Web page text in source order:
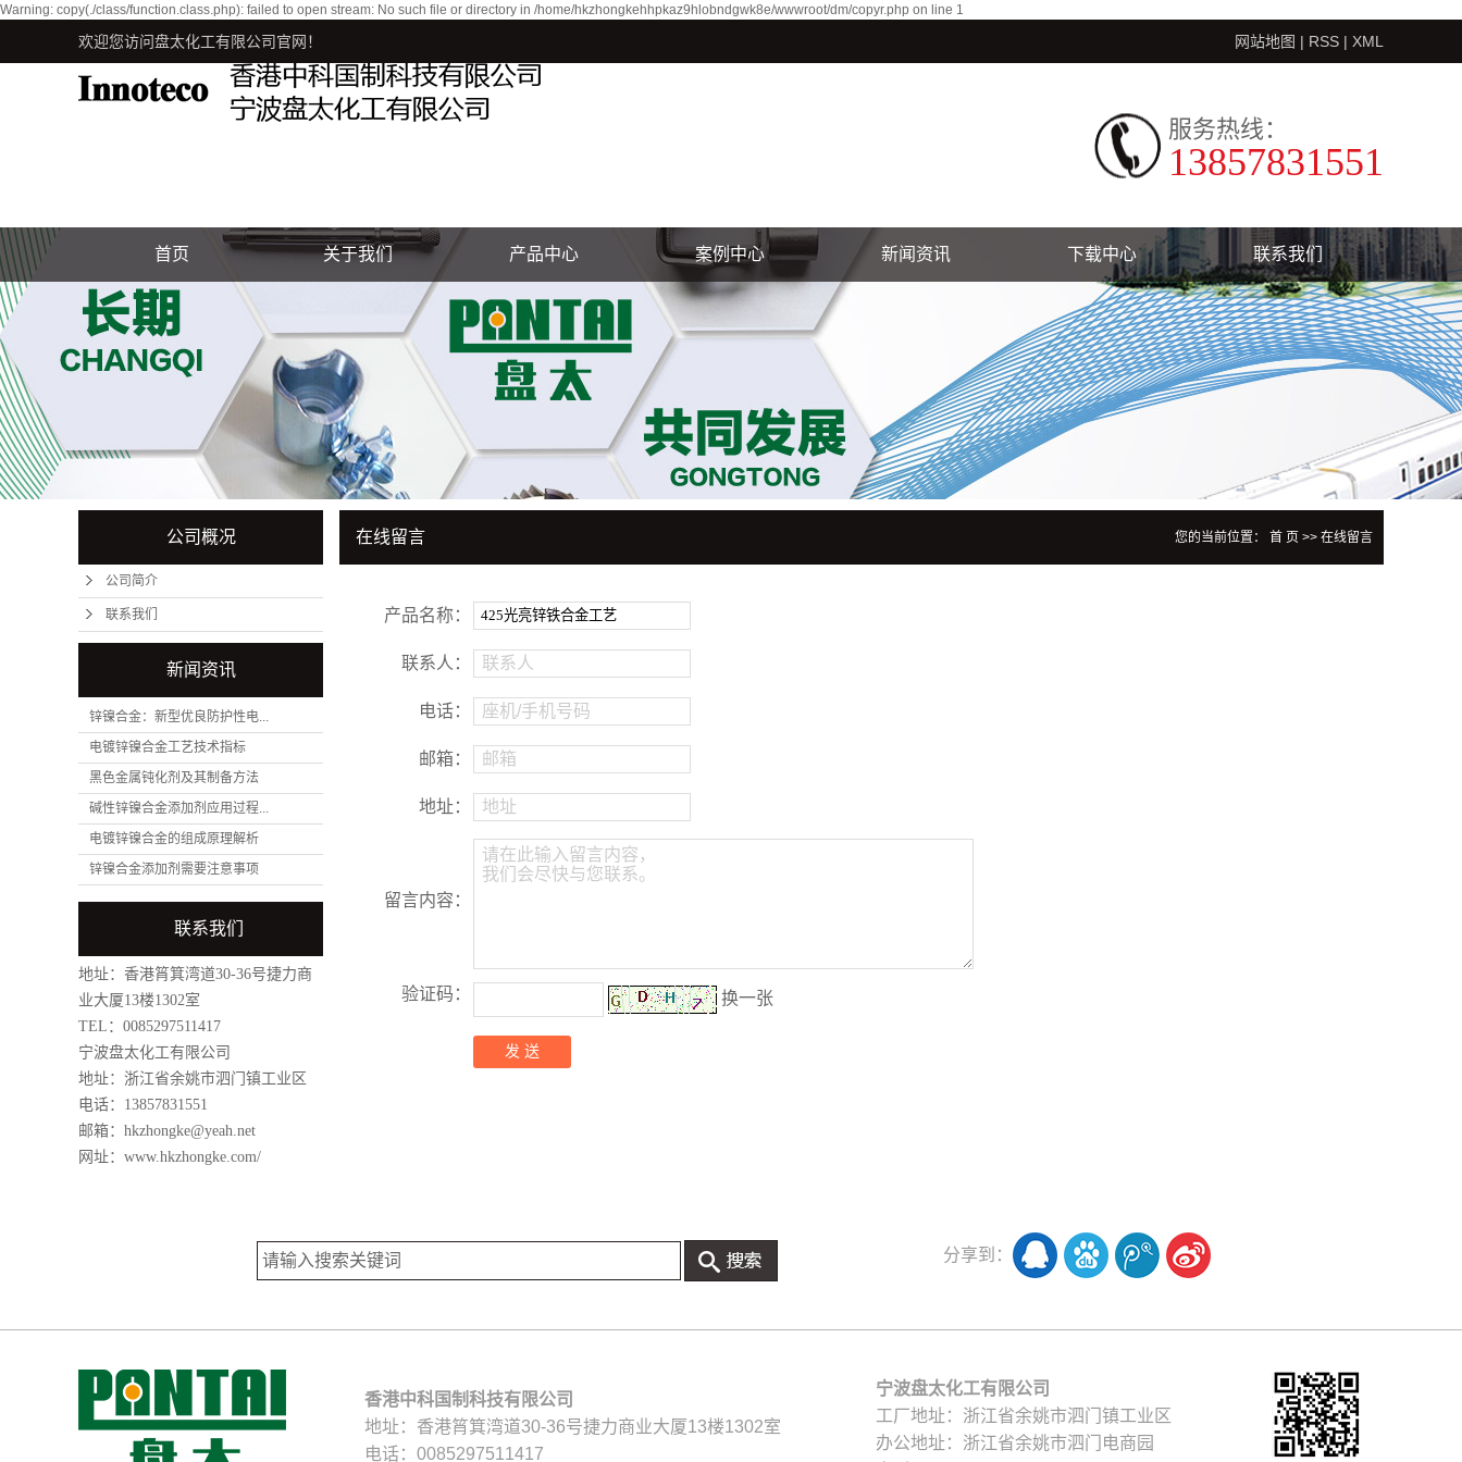
Warning: copy(./class/function.class.php): failed to open stream: No such file or directory in /home/hkzhongkehhpkaz9hlobndgwk8e/wwwroot/dm/copyr.php on line 1
欢迎您访问盘太化工有限公司官网！ 网站地图 | RSS | XML
服务热线：
13857831551
首页 关于我们
联系我们
产品中心
电镀前处理系列
锌镍合金系列
锌铁合金系列
银锑合金添加剂(光亮硬银)
电镀镍钨合金系列
镀锡系列
电镀后处理系列
其他系列
案例中心 新闻资讯
技术创新
下载中心 联系我们
公司概况
公司简介
联系我们
新闻资讯
锌镍合金：新型优良防护性电...
电镀锌镍合金工艺技术指标
黑色金属钝化剂及其制备方法
碱性锌镍合金添加剂应用过程...
电镀锌镍合金的组成原理解析
锌镍合金添加剂需要注意事项
联系我们
地址：香港筲箕湾道30-36号捷力商
业大厦13楼1302室
TEL：0085297511417
宁波盘太化工有限公司
地址：浙江省余姚市泗门镇工业区
电话：13857831551
邮箱：hkzhongke@yeah.net
网址： www.hkzhongke.com/
在线留言 您的当前位置： 首 页 >> 在线留言
产品名称：
联系人： 联系人
电话： 座机/手机号码
邮箱： 邮箱
地址： 地址
留言内容：
请在此输入留言内容，
我们会尽快与您联系。
验证码： 换一张
分享到：
香港中科国制科技有限公司
地址：香港筲箕湾道30-36号捷力商业大厦13楼1302室
电话：0085297511417
宁波盘太化工有限公司
工厂地址：浙江省余姚市泗门镇工业区
办公地址：浙江省余姚市泗门电商园